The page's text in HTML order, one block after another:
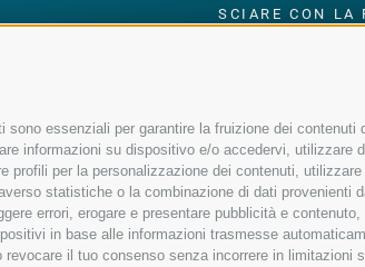
essenziali per garantire la fruizione dei
informazioni su dispositivo e/o accedervi, utilizzare
per la personalizzazione dei contenuti,
statistiche o la combinazione di dati
errori, erogare e presentare pubblicità e
in base alle informazioni trasmesse
il tuo consenso senza incorrere in
SCIARE CON LA